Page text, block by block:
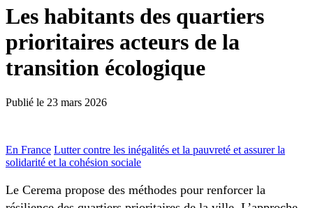
Les habitants des quartiers
prioritaires acteurs de la
transition écologique
Publié le 23 mars 2026
En France Lutter contre les inégalités et la pauvreté et assurer la
solidarité et la cohésion sociale
Le Cerema propose des méthodes pour renforcer la